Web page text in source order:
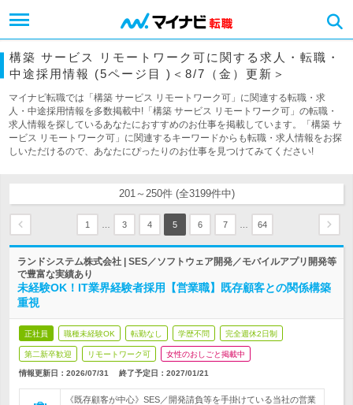
構築 サービス リモートワーク可に関する求人・転職・
中途採用情報 (5ページ目 )＜8/7（金）更新＞
マイナビ転職では「構築 サービス リモートワーク可」に関連する転職・求
人・中途採用情報を多数掲載中!「構築 サービス リモートワーク可」の転職・
求人情報を探しているあなたにおすすめのお仕事を掲載しています。「構築 サ
ービス リモートワーク可」に関連するキーワードからも転職・求人情報をお探
しいただけるので、あなたにぴったりのお仕事を見つけてみてください!
201～250件 (全3199件中)
1 3 4 5 6 7 64
ランドシステム株式会社 | SES／ソフトウェア開発／モバイルアプリ開発等
で豊富な実績あり
未経験OK！IT業界経験者採用【営業職】既存顧客との関係構築
重視
正社員 職種未経験OK 転勤なし 学歴不問 完全週休2日制
第二新卒歓迎 リモートワーク可 女性のおしごと掲載中
情報更新日：2026/07/31 終了予定日： 2027/01/21
《既存顧客が中心》SES／開発請負等を手掛けている当社の営業